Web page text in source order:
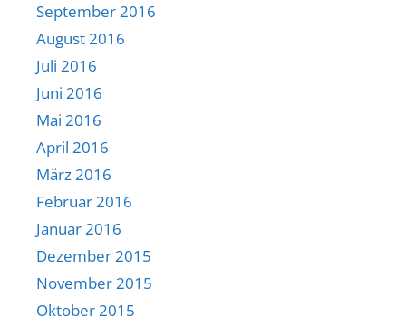
September 2016
August 2016
Juli 2016
Juni 2016
Mai 2016
April 2016
März 2016
Februar 2016
Januar 2016
Dezember 2015
November 2015
Oktober 2015